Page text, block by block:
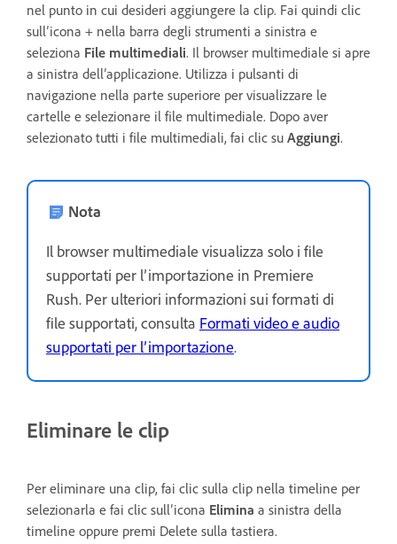
nel punto in cui desideri aggiungere la clip. Fai quindi clic
sull’icona + nella barra degli strumenti a sinistra e
seleziona File multimediali. Il browser multimediale si apre
a sinistra dell’applicazione. Utilizza i pulsanti di
navigazione nella parte superiore per visualizzare le
cartelle e selezionare il file multimediale. Dopo aver
selezionato tutti i file multimediali, fai clic su Aggiungi.
Nota
Il browser multimediale visualizza solo i file
supportati per l’importazione in Premiere
Rush. Per ulteriori informazioni sui formati di
file supportati, consulta Formati video e audio
supportati per l’importazione.
Eliminare le clip
Per eliminare una clip, fai clic sulla clip nella timeline per
selezionarla e fai clic sull’icona Elimina a sinistra della
timeline oppure premi Delete sulla tastiera.